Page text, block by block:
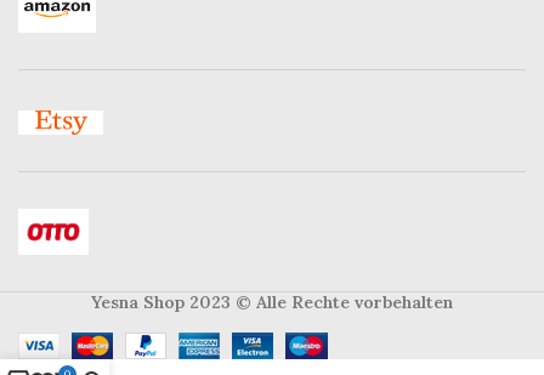
Yesna Shop 2023 © Alle Rechte vorbehalten